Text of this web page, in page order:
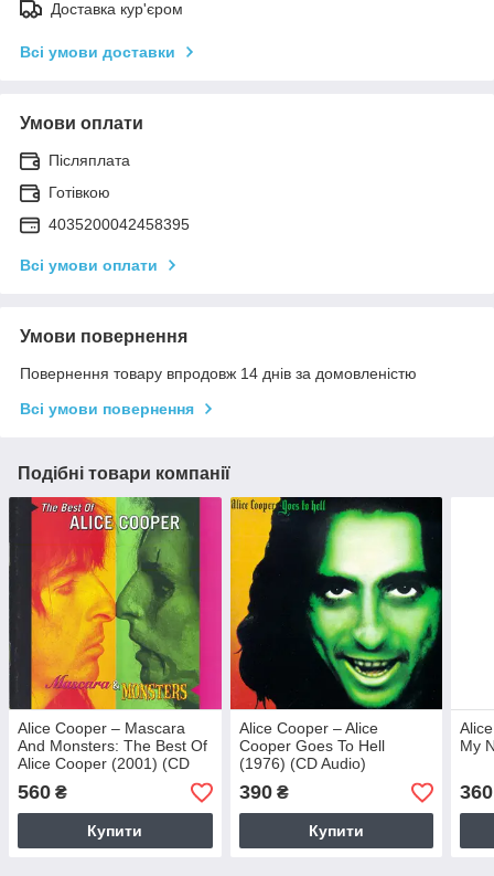
Доставка кур'єром
Всі умови доставки
Умови оплати
Післяплата
Готівкою
4035200042458395
Всі умови оплати
Умови повернення
Повернення товару впродовж 14 днів за домовленістю
Всі умови повернення
Подібні товари компанії
Alice Cooper – Mascara
And Monsters: The Best Of
Alice Cooper (2001) (CD
Audio) (Import)
560 ₴
Купити
Alice Cooper – Alice
Cooper Goes To Hell
(1976) (CD Audio)
390₴
Купити
My
360